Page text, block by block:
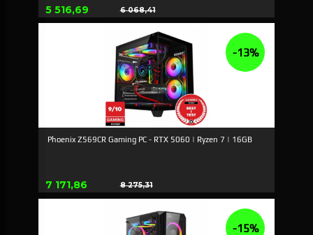
Tilbud
5 516,69 6 068,41
Rabat
Phoenix Z569CR Gaming PC - RTX 5060 | Ryzen 7 | 16GB
Tilbud
7 171,86 8 275,31
Rabat
-13%
-15%